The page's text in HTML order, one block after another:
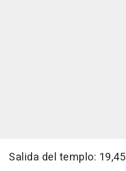
Salida del templo: 19,45